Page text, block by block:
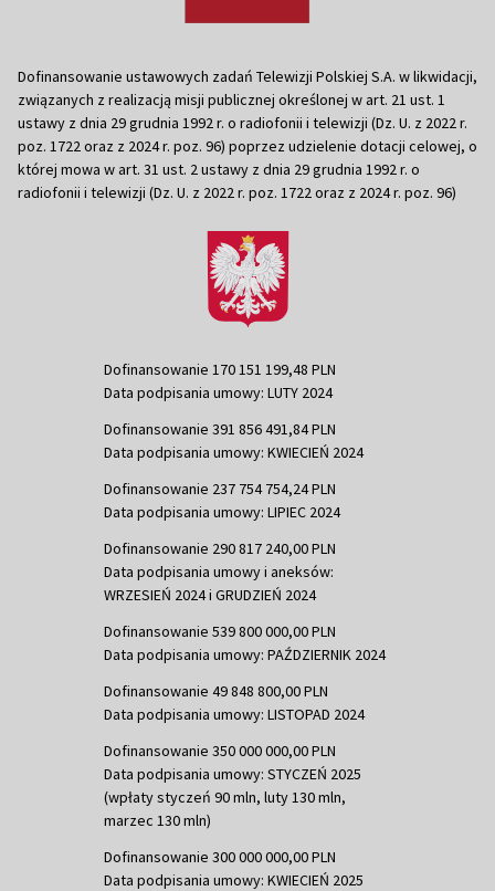
Dofinansowanie ustawowych zadań Telewizji Polskiej S.A. w likwidacji,
związanych z realizacją misji publicznej określonej w art. 21 ust. 1
ustawy z dnia 29 grudnia 1992 r. o radiofonii i telewizji (Dz. U. z 2022 r.
poz. 1722 oraz z 2024 r. poz. 96) poprzez udzielenie dotacji celowej, o
której mowa w art. 31 ust. 2 ustawy z dnia 29 grudnia 1992 r. o
radiofonii i telewizji (Dz. U. z 2022 r. poz. 1722 oraz z 2024 r. poz. 96)
Dofinansowanie 170 151 199,48 PLN
Data podpisania umowy: LUTY 2024
Dofinansowanie 391 856 491,84 PLN
Data podpisania umowy: KWIECIEŃ 2024
Dofinansowanie 237 754 754,24 PLN
Data podpisania umowy: LIPIEC 2024
Dofinansowanie 290 817 240,00 PLN
Data podpisania umowy i aneksów:
WRZESIEŃ 2024 i GRUDZIEŃ 2024
Dofinansowanie 539 800 000,00 PLN
Data podpisania umowy: PAŹDZIERNIK 2024
Dofinansowanie 49 848 800,00 PLN
Data podpisania umowy: LISTOPAD 2024
Dofinansowanie 350 000 000,00 PLN
Data podpisania umowy: STYCZEŃ 2025
(wpłaty styczeń 90 mln, luty 130 mln,
marzec 130 mln)
Dofinansowanie 300 000 000,00 PLN
Data podpisania umowy: KWIECIEŃ 2025